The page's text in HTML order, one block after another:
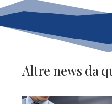
Altre news da